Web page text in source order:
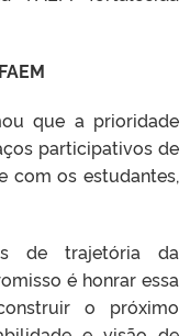
que a prioridade
participativos de
com os estudantes,
de trajetória da
é honrar essa
o próximo